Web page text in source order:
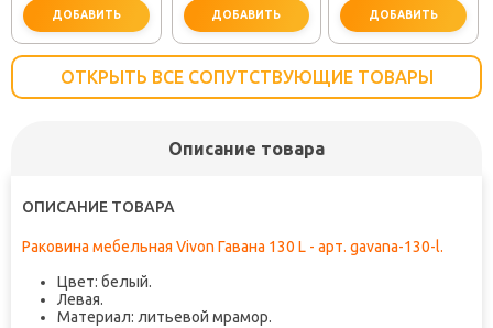
не забудьте купить
ДОБАВИТЬ
не забудьте купить
ДОБАВИТЬ ДОБАВИТЬ
ОТКРЫТЬ ВСЕ СОПУТСТВУЮЩИЕ ТОВАРЫ
Описание товара
ОПИСАНИЕ ТОВАРА
Раковина мебельная Vivon Гавана 130 L - арт. gavana-130-l.
Цвет: белый.
Левая.
Материал: литьевой мрамор.